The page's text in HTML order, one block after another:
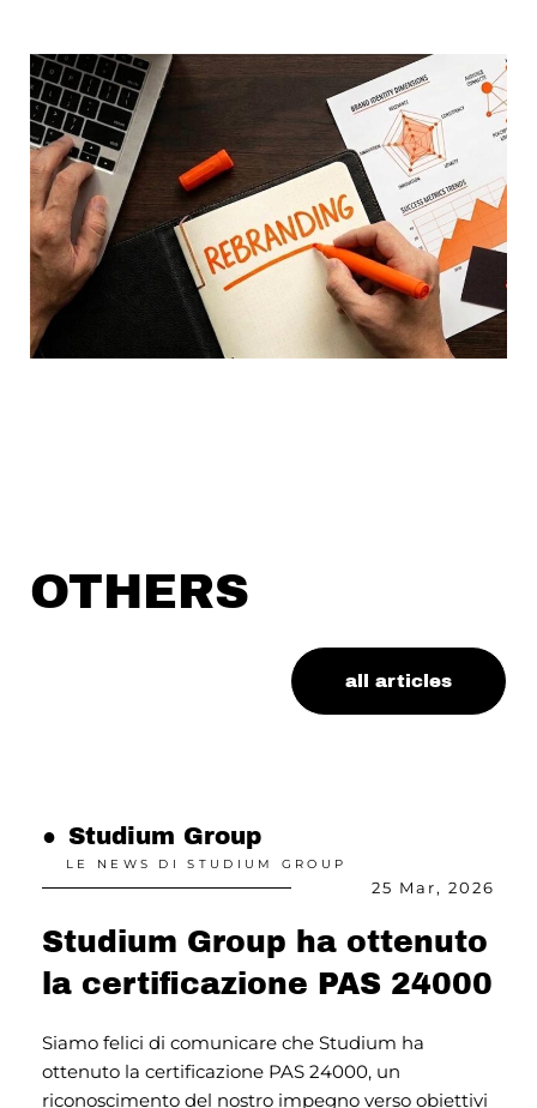
OTHERS
all articles
● Studium Group
LE NEWS DI STUDIUM GROUP
25 Mar, 2026
Studium Group ha ottenuto
la certificazione PAS 24000
Siamo felici di comunicare che Studium ha
ottenuto la certificazione PAS 24000, un
riconoscimento del nostro impegno verso obiettivi